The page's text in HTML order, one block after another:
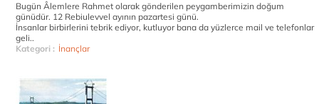
Bugün Âlemlere Rahmet olarak gönderilen peygamberimizin doğum
günüdür. 12 Rebiulevvel ayının pazartesi günü.
İnsanlar birbirlerini tebrik ediyor, kutluyor bana da yüzlerce mail ve telefonlar
geli..
Kategori : İnançlar